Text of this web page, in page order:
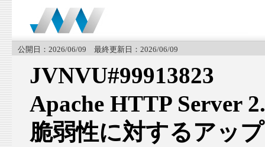
公開日：2026/06/09 最終更新日：2026/06/09
JVNVU#99913823
Apache HTTP Server
脆弱性に対するアッ